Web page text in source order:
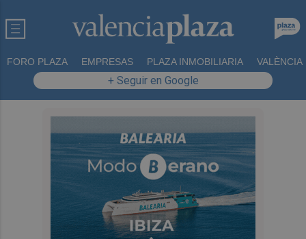
FORO PLAZA EMPRESAS PLAZA INMOBILIARIA VALÈNCIA
+ Seguir en Google